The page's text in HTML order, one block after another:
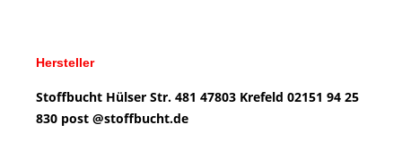
Hersteller
Stoffbucht Hülser Str. 481 47803 Krefeld 02151 94 25
830 post @stoffbucht.de